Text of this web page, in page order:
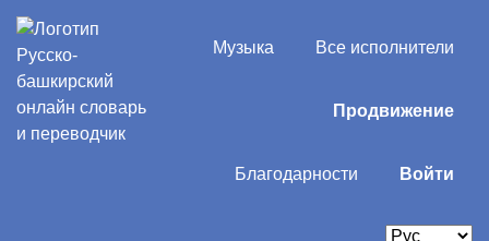
Музыка Все исполнители
Продвижение
Благодарности Войти